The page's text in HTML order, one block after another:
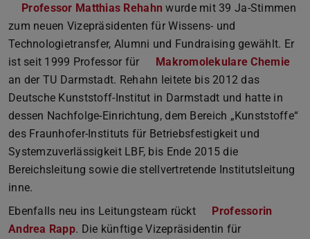
Professor Matthias Rehahn wurde mit 39 Ja-Stimmen
zum neuen Vizepräsidenten für Wissens- und
Technologietransfer, Alumni und Fundraising gewählt. Er
ist seit 1999 Professor für
Makromolekulare Chemie
an der TU Darmstadt. Rehahn leitete bis 2012 das
Deutsche Kunststoff-Institut in Darmstadt und hatte in
dessen Nachfolge-Einrichtung, dem Bereich „Kunststoffe“
des Fraunhofer-Instituts für Betriebsfestigkeit und
Systemzuverlässigkeit LBF, bis Ende 2015 die
Bereichsleitung sowie die stellvertretende Institutsleitung
inne.
Ebenfalls neu ins Leitungsteam rückt
Professorin
Andrea Rapp. Die künftige Vizepräsidentin für